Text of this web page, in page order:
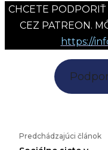
CHCETE
CEZ PATREON.
https://
Predchádzajúci článok